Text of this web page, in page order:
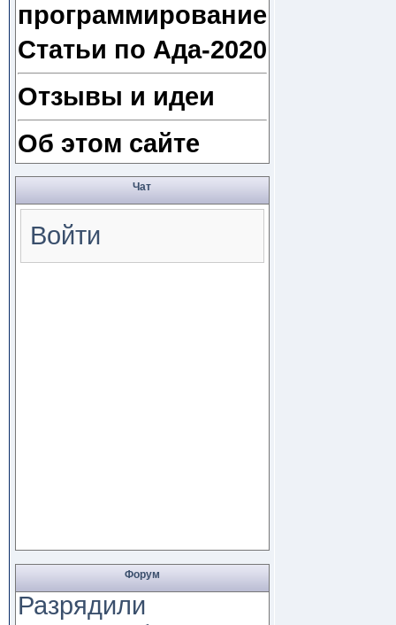
программирование
Статьи по Ада-2020
Отзывы и идеи
Об этом сайте
Чат
Войти
Форум
Разрядили